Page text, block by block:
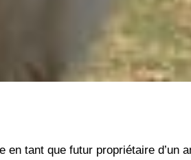
tant que futur propriétaire d’un